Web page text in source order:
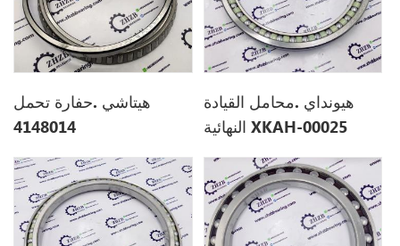
هيتاشي .حفارة تحمل
4148014
هيونداي .محامل القيادة
النهائية XKAH-00025